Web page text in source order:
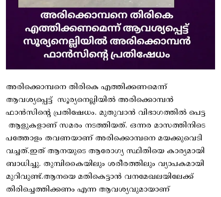
അരിക്കൊമ്പനെ തിരികെ എത്തിക്കണമെന്ന്
ആവശ്യപ്പെട്ട് സൂര്യനെല്ലിയിൽ അരിക്കൊമ്പൻ
ഫാൻസിൻ്റെ പ്രതിഷേധം. മുതുവാൻ വിഭാഗത്തിൽ പെട്ട
ആളുകളാണ് സമരം നടത്തിയത്. ഒന്നര മാസത്തിനിടെ
പത്തോളം തവണയാണ് അരിക്കൊമ്പനെ മയക്കുവെടി
വച്ചത്.ഇത് ആനയുടെ ആരോഗ്യ സ്ഥിതിയെ കാര്യമായി
ബാധിച്ചു. തുമ്പികൈയിലും ശരീരത്തിലും വ്യാപകമായി
മുറിവുണ്ട്.ആനയെ മതികെട്ടാൻ വനമേഖലയിലേക്ക്
തിരിച്ചെത്തിക്കണം എന്ന ആവശ്യവുമായാണ്